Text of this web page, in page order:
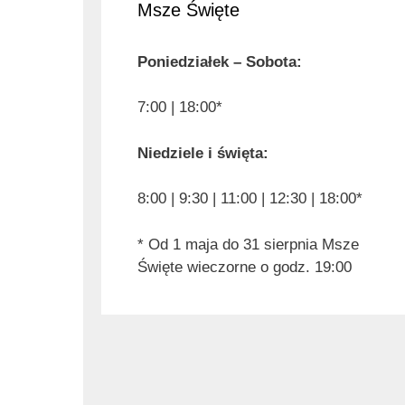
Msze Święte
Poniedziałek – Sobota:
7:00 | 18:00*
Niedziele i święta:
8:00 | 9:30 | 11:00 | 12:30 | 18:00*
* Od 1 maja do 31 sierpnia Msze
Święte wieczorne o godz. 19:00